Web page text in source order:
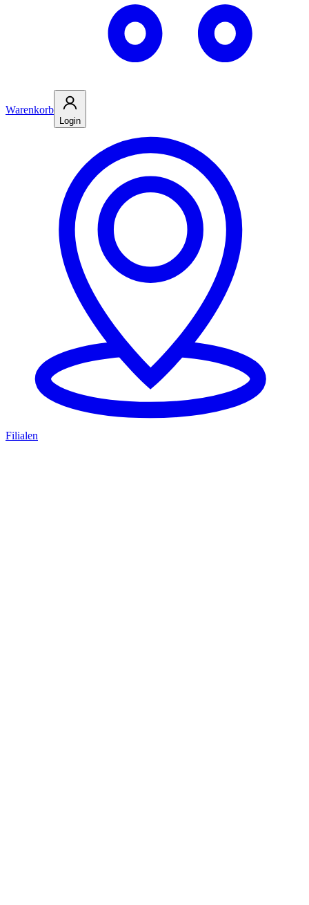
Warenkorb
Login
Filialen